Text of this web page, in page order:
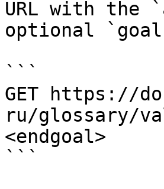
URL with the
optional
```
GET https://
ru/glossary/
<endgoal>
```